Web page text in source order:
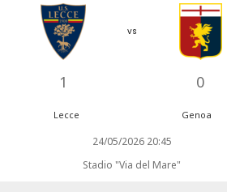
1
vs
0
Lecce Genoa
24/05/2026 20:45
Stadio "Via del Mare"